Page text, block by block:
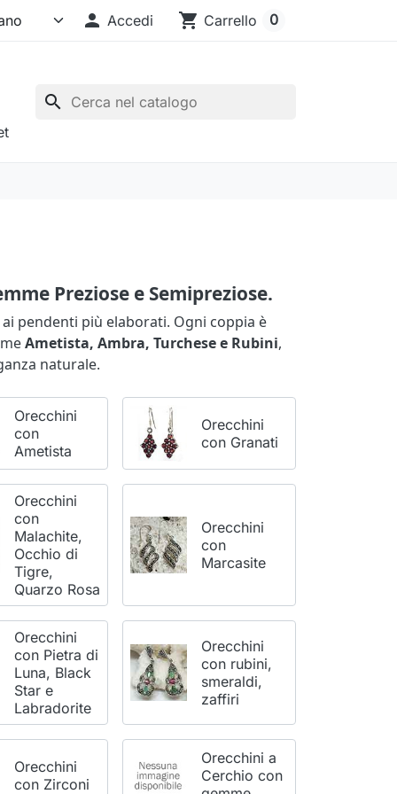
 Accedi shopping_cart Carrello 0
search
Preziose e Semipreziose.
pendenti più elaborati. Ogni coppia è
Ametista, Ambra, Turchese e Rubini,
naturale.
Orecchini
con
Ametista
Orecchini
con Granati
Orecchini
con
Malachite,
Occhio di
Tigre,
Quarzo Rosa
Orecchini
con
Marcasite
Orecchini
con Pietra di
Luna, Black
Star e
Labradorite
Orecchini
con rubini,
smeraldi,
zaffiri
Orecchini
con Zirconi
Orecchini a
Cerchio con